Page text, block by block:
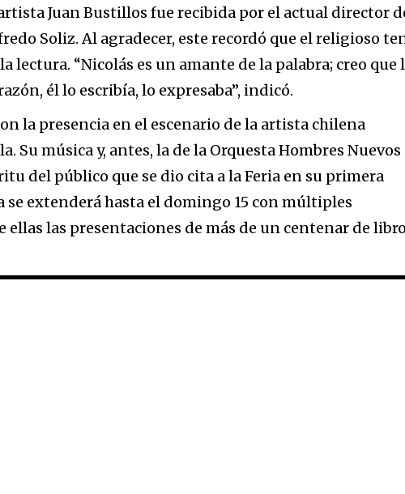
Juan Bustillos fue recibida por el actual director
Soliz. Al agradecer, este recordó que el religioso
lectura. “Nicolás es un amante de la palabra; creo que
él lo escribía, lo expresaba”, indicó.
la presencia en el escenario de la artista chilena
Su música y, antes, la de la Orquesta Hombres Nuevos
del público que se dio cita a la Feria en su primera
se extenderá hasta el domingo 15 con múltiples
ellas las presentaciones de más de un centenar de